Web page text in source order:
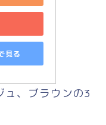
見る
ュ、ブラウンの3